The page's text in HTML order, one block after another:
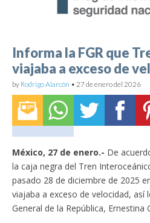
Informa la FGR que
viajaba a exceso de
by Rodrigo Alarcón • 27 de enero del 2026
México, 27 de enero.- De
la caja negra del Tren
pasado 28 de diciembre de 2025
viajaba a exceso de velocidad, así
General de la República, Ernestina